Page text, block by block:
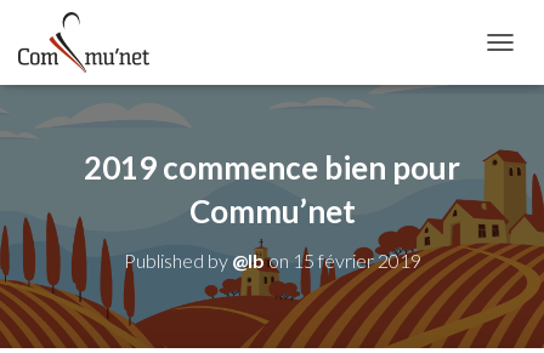
2019 commence bien pour
Commu’net
Published by @lbon 15 février 2019